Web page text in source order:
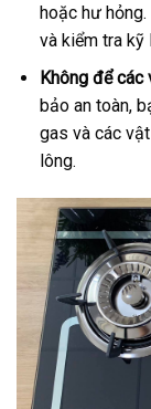
hoặc hư
và kiểm tra kỹ
Không để
bảo an toàn,
gas và các
lông.